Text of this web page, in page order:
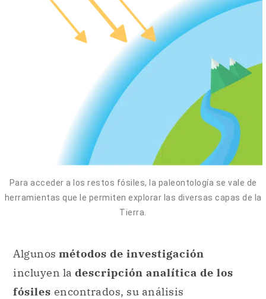
Para acceder a los restos fósiles, la paleontología se vale de
herramientas que le permiten explorar las diversas capas de la
Tierra.
Algunos métodos de investigación
incluyen la descripción analítica de los
fósiles encontrados, su análisis